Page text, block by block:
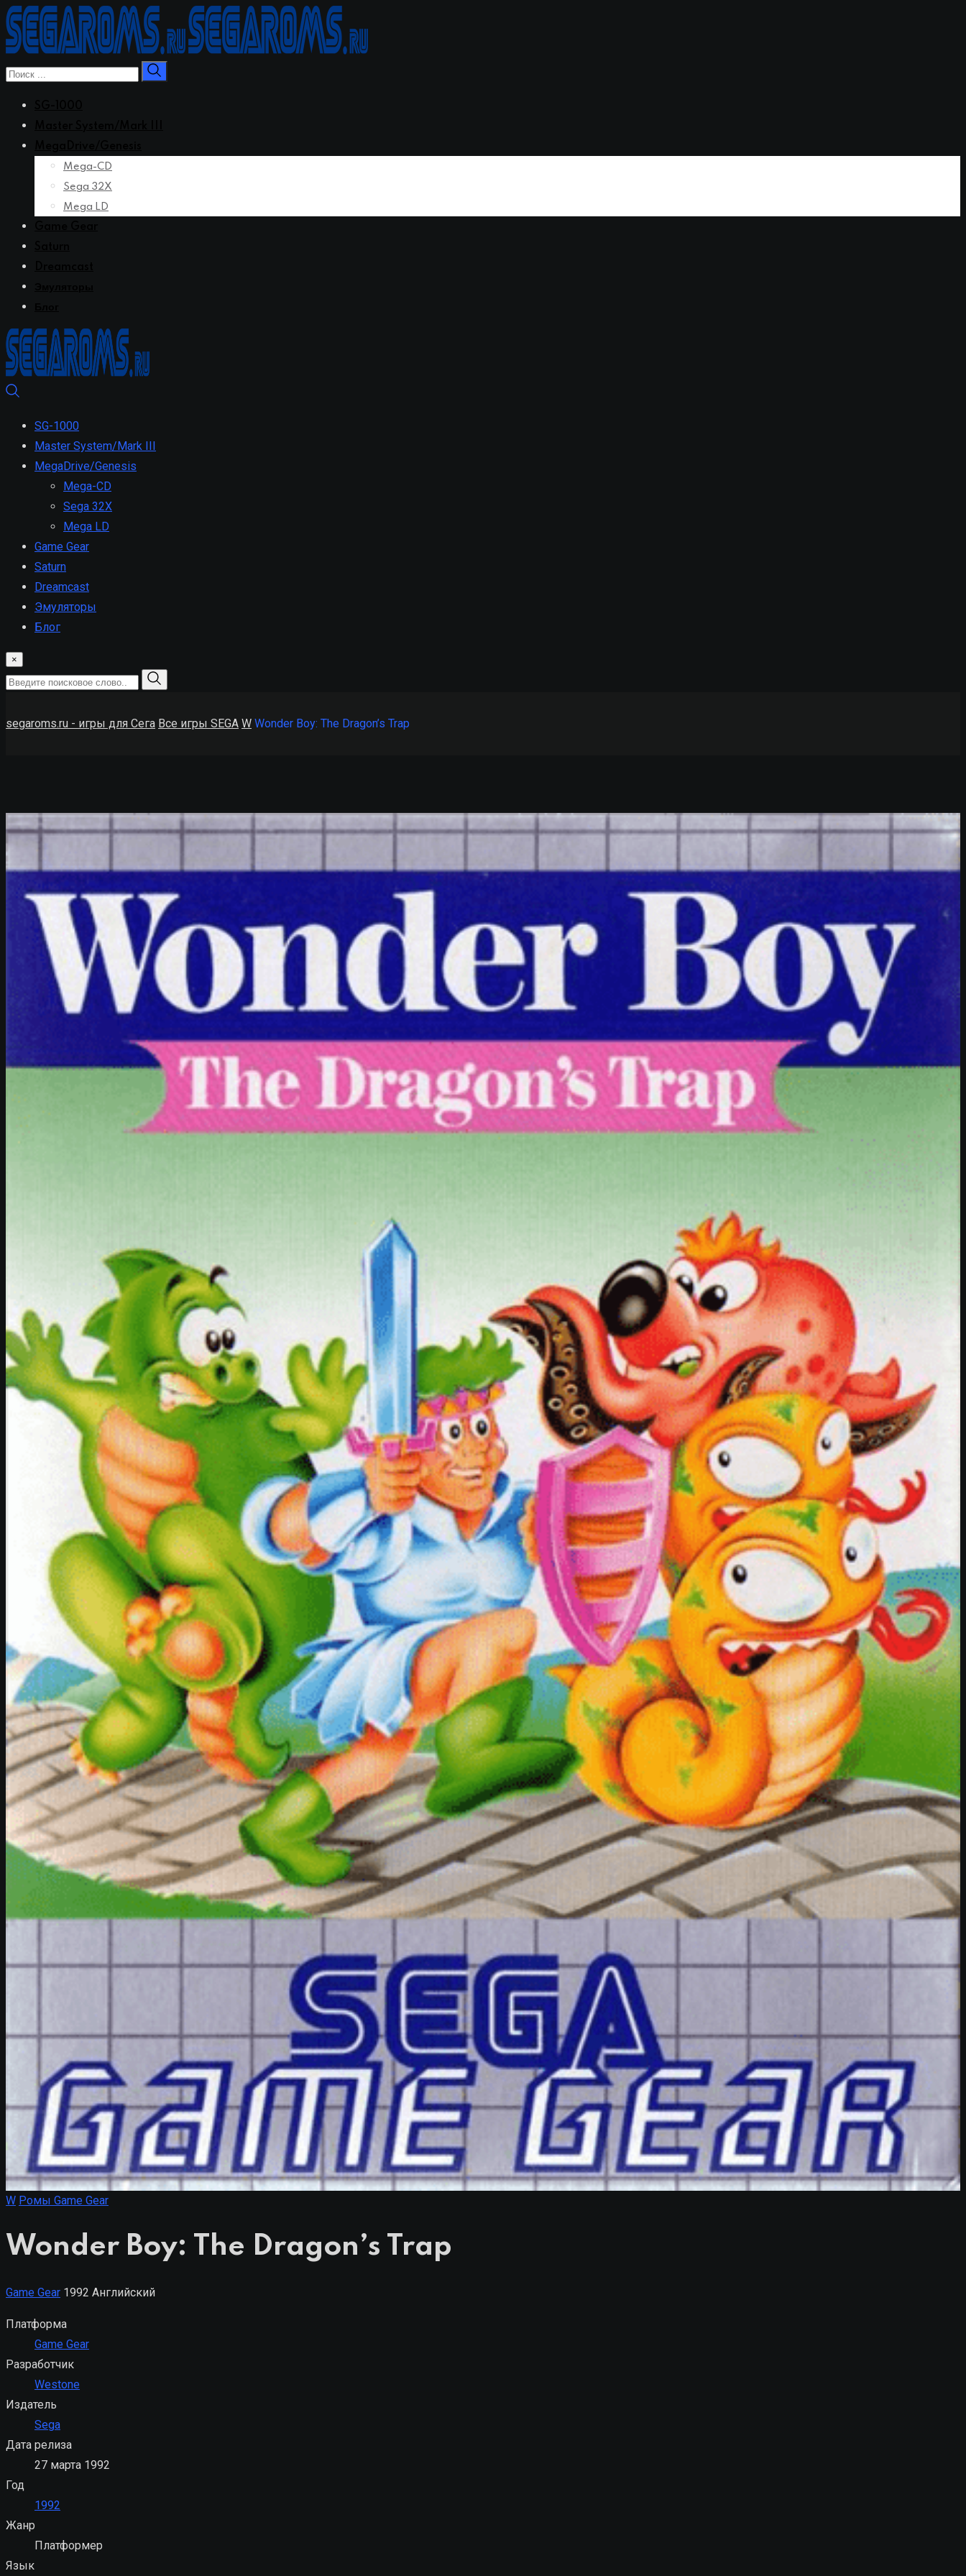
Перейти
к
контенту
Mega-CD
Sega 32X
Mega LD
SG-1000
Master System/Mark III
MegaDrive/Genesis
Mega-CD
Sega 32X
Mega LD
Game Gear
Saturn
Dreamcast
Эмуляторы
Блог
×
segaroms.ru - игры для Сега Все игры SEGA W Wonder Boy: The Dragon’s Trap
W Ромы Game Gear
Wonder Boy: The Dragon’s Trap
Game Gear 1992 Английский
Платформа
Game Gear
Разработчик
Westone
Издатель
Sega
Дата релиза
27 марта 1992
Год
1992
Жанр
Платформер
Язык